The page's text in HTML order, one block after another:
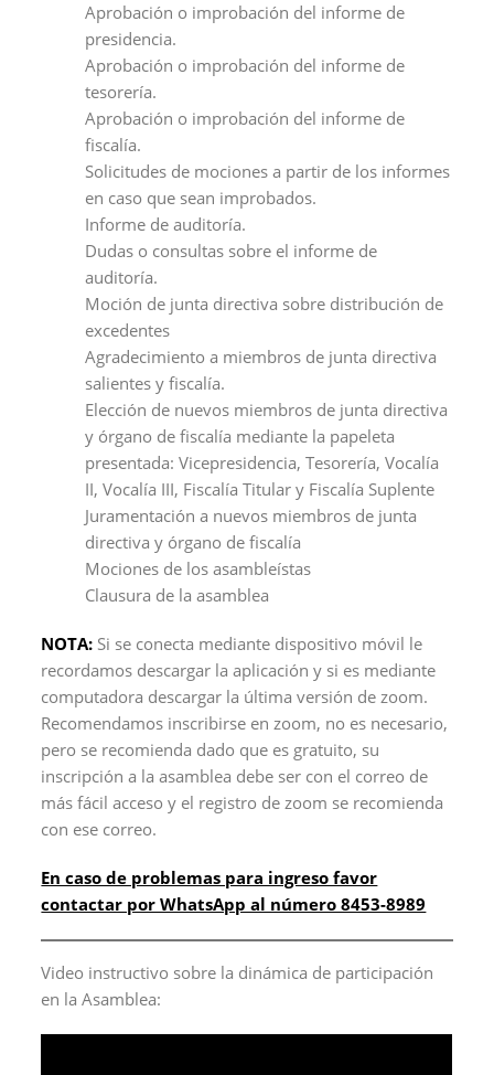
Aprobación o improbación del informe de
presidencia.
Aprobación o improbación del informe de
tesorería.
Aprobación o improbación del informe de
fiscalía.
Solicitudes de mociones a partir de los informes
en caso que sean improbados.
Informe de auditoría.
Dudas o consultas sobre el informe de
auditoría.
Moción de junta directiva sobre distribución de
excedentes
Agradecimiento a miembros de junta directiva
salientes y fiscalía.
Elección de nuevos miembros de junta directiva
y órgano de fiscalía mediante la papeleta
presentada: Vicepresidencia, Tesorería, Vocalía
II, Vocalía III, Fiscalía Titular y Fiscalía Suplente
Juramentación a nuevos miembros de junta
directiva y órgano de fiscalía
Mociones de los asambleístas
Clausura de la asamblea
NOTA: Si se conecta mediante dispositivo móvil le
recordamos descargar la aplicación y si es mediante
computadora descargar la última versión de zoom.
Recomendamos inscribirse en zoom, no es necesario,
pero se recomienda dado que es gratuito, su
inscripción a la asamblea debe ser con el correo de
más fácil acceso y el registro de zoom se recomienda
con ese correo.
En caso de problemas para ingreso favor
contactar por WhatsApp al número 8453-8989
Video instructivo sobre la dinámica de participación
en la Asamblea: